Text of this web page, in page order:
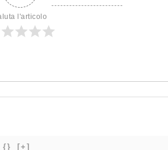
l'articolo
{} [+]